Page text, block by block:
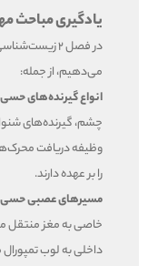
یادگیری مباحث
می‌دهیم، از جمله:
انواع گیرنده‌های
چشم، گیرنده‌های
وظیفه دریافت
را بر عهده دارند.
مسیرهای عصبی
خاصی به مغز منتقل
داخلی به لوب